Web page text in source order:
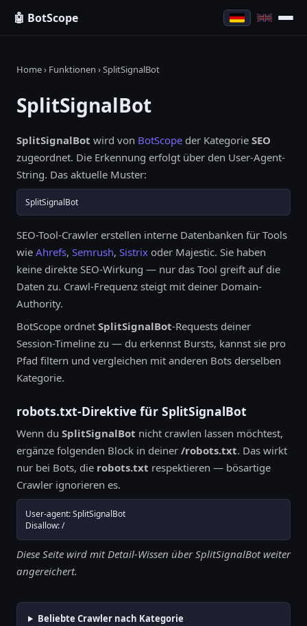
🤖 BotScope
Home› Funktionen › SplitSignalBot
SplitSignalBot
SplitSignalBot wird von BotScope der Kategorie SEO
zugeordnet. Die Erkennung erfolgt über den User-Agent-
String. Das aktuelle Muster:
SplitSignalBot
SEO-Tool-Crawler erstellen interne Datenbanken für Tools
wie Ahrefs, Semrush, Sistrix oder Majestic. Sie haben
keine direkte SEO-Wirkung — nur das Tool greift auf die
Daten zu. Crawl-Frequenz steigt mit deiner Domain-
Authority.
BotScope ordnet SplitSignalBot-Requests deiner
Session-Timeline zu — du erkennst Bursts, kannst sie pro
Pfad filtern und vergleichen mit anderen Bots derselben
Kategorie.
robots.txt-Direktive für SplitSignalBot
Wenn du SplitSignalBot nicht crawlen lassen möchtest,
ergänze folgenden Block in deiner /robots.txt. Das wirkt
nur bei Bots, die robots.txt respektieren — bösartige
Crawler ignorieren es.
User-agent: SplitSignalBot
Disallow: /
Diese Seite wird mit Detail-Wissen über SplitSignalBot weiter
angereichert.
Beliebte Crawler nach Kategorie